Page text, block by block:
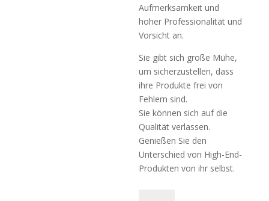
Aufmerksamkeit und
hoher Professionalität und
Vorsicht an.
Sie gibt sich große Mühe,
um sicherzustellen, dass
ihre Produkte frei von
Fehlern sind.
Sie können sich auf die
Qualität verlassen.
Genießen Sie den
Unterschied von High-End-
Produkten von ihr selbst.